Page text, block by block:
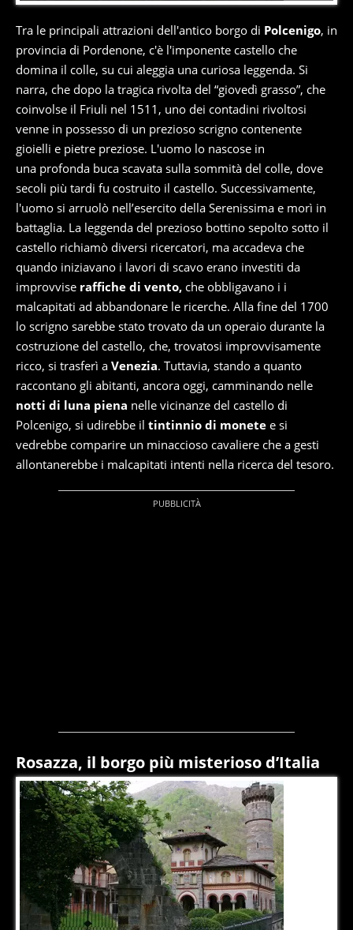
Tra le principali attrazioni dell'antico borgo di Polcenigo, in
provincia di Pordenone, c'è l'imponente castello che
domina il colle, su cui aleggia una curiosa leggenda. Si
narra, che dopo la tragica rivolta del “giovedì grasso”, che
coinvolse il Friuli nel 1511, uno dei contadini rivoltosi
venne in possesso di un prezioso scrigno contenente
gioielli e pietre preziose. L'uomo lo nascose in
una profonda buca scavata sulla sommità del colle, dove
secoli più tardi fu costruito il castello. Successivamente,
l'uomo si arruolò nell’esercito della Serenissima e morì in
battaglia. La leggenda del prezioso bottino sepolto sotto il
castello richiamò diversi ricercatori, ma accadeva che
quando iniziavano i lavori di scavo erano investiti da
improvvise raffiche di vento, che obbligavano i i
malcapitati ad abbandonare le ricerche. Alla fine del 1700
lo scrigno sarebbe stato trovato da un operaio durante la
costruzione del castello, che, trovatosi improvvisamente
ricco, si trasferì a Venezia. Tuttavia, stando a quanto
raccontano gli abitanti, ancora oggi, camminando nelle
notti di luna piena nelle vicinanze del castello di
Polcenigo, si udirebbe il tintinnio di monete e si
vedrebbe comparire un minaccioso cavaliere che a gesti
allontanerebbe i malcapitati intenti nella ricerca del tesoro.
Rosazza, il borgo più misterioso d’Italia